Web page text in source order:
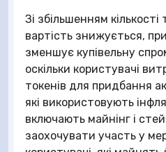
Зі збільшенням кількості
вартість знижується,
зменшує купівельну
оскільки користувачі
токенів для придбання
які використовують
включають майнінг і
заохочувати участь у